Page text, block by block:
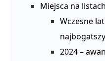
Miejsca na
Wczesne
2024 –